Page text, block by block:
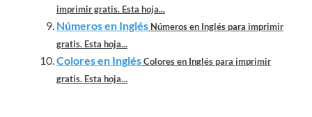
imprimir gratis. Esta hoja...
Números en Inglés Números en Inglés para imprimir
gratis. Esta hoja...
Colores en InglésColores en Inglés para imprimir
gratis. Esta hoja...